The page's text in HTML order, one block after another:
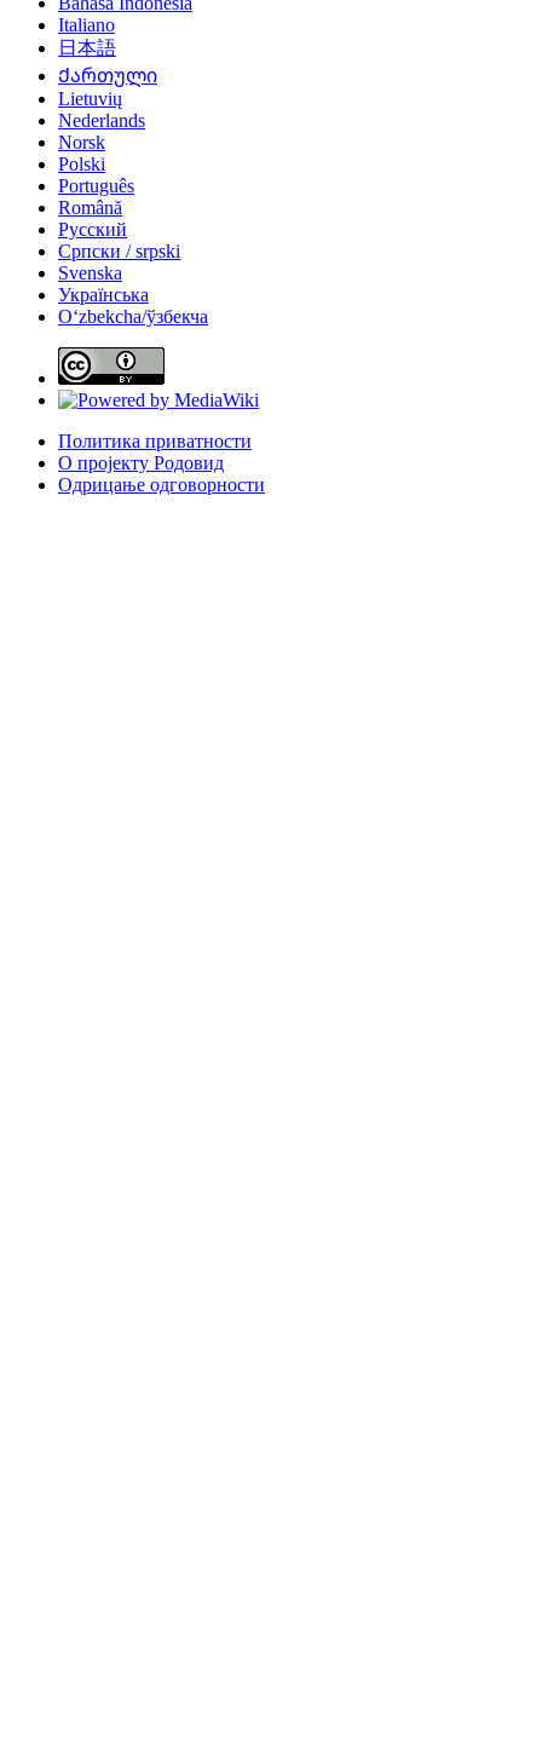
Italiano
日本語
Ქართული
Lietuvių
Nederlands
Norsk
Polski
Português
Română
Русский
Српски / srpski
Svenska
Українська
Oʻzbekcha/ўзбекча
Политика приватности
О пројекту Родовид
Одрицање одговорности